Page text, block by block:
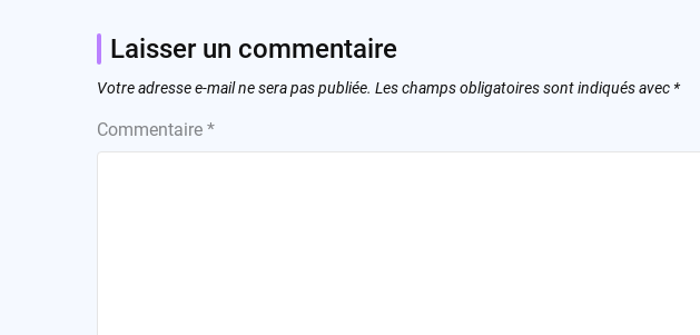
Laisser un commentaire
Votre adresse e-mail ne sera pas publiée. Les champs obligatoires sont indiqués avec *
Commentaire *